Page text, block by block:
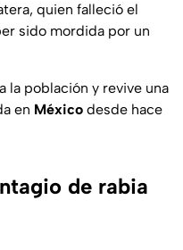
quien falleció el
sido mordida por un
la población y revive una
en México desde hace
de rabia